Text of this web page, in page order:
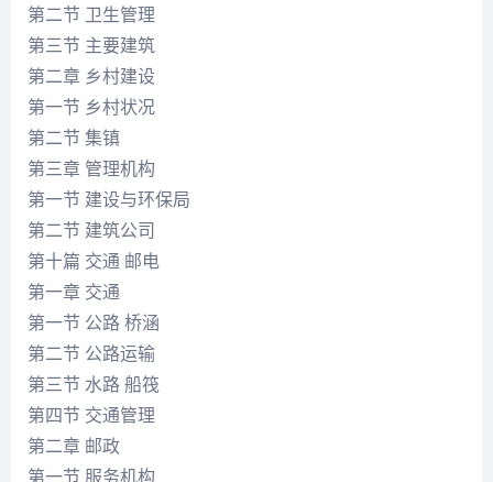
第二节 卫生管理
第三节 主要建筑
第二章 乡村建设
第一节 乡村状况
第二节 集镇
第三章 管理机构
第一节 建设与环保局
第二节 建筑公司
第十篇 交通 邮电
第一章 交通
第一节 公路 桥涵
第二节 公路运输
第三节 水路 船筏
第四节 交通管理
第二章 邮政
第一节 服务机构